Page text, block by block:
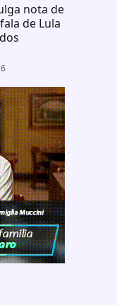
nota de
de Lula